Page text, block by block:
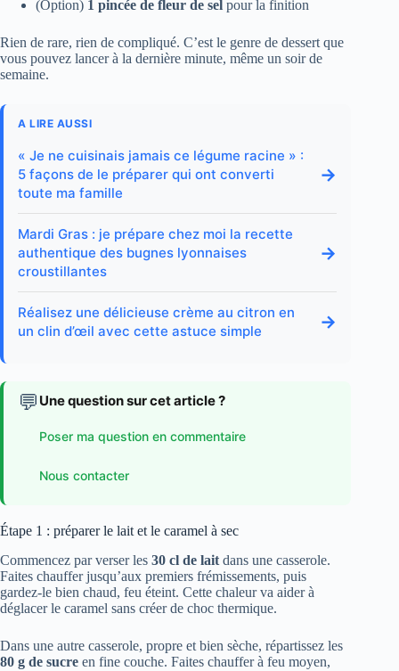
(Option) 1 pincée de fleur de sel pour la finition
Rien de rare, rien de compliqué. C’est le genre de dessert que
vous pouvez lancer à la dernière minute, même un soir de
semaine.
A LIRE AUSSI
« Je ne cuisinais jamais ce légume racine » :
5 façons de le préparer qui ont converti
toute ma famille
→
Mardi Gras : je prépare chez moi la recette
authentique des bugnes lyonnaises
croustillantes
→
Réalisez une délicieuse crème au citron en
un clin d’œil avec cette astuce simple
→
💬 Une question sur cet article ?
Poser ma question en commentaire
Nous contacter
Étape 1 : préparer le lait et le caramel à sec
Commencez par verser les 30 cl de lait dans une casserole.
Faites chauffer jusqu’aux premiers frémissements, puis
gardez-le bien chaud, feu éteint. Cette chaleur va aider à
déglacer le caramel sans créer de choc thermique.
Dans une autre casserole, propre et bien sèche, répartissez les
80 g de sucre en fine couche. Faites chauffer à feu moyen,